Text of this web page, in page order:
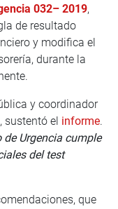
032– 2019,
de resultado
y modifica el
durante la
y coordinador
, sustentó el informe.
de Urgencia cumple
del test
que